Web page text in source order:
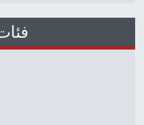
فئات